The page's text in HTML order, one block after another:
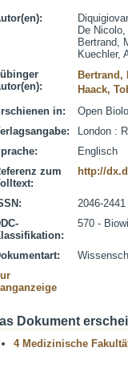
De
Bertrand,
Kuechler,
Bertrand,
Haack,
in:
Open
London :
Englisch
zum
http://
2046-2441
570 -
Dokument
4 Medizinische